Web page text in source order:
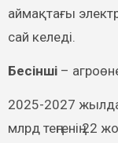
аймақтағы
сай келеді.
Бесінші–
2025-2027
млрд теңгенің